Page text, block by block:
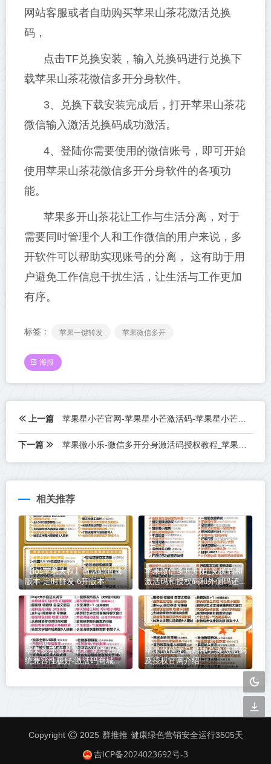
网站客服或者自助购买苹果山茶花激活兑换
码，
点击TF兑换安装，输入兑换码进行兑换下
载苹果山茶花微信多开分身软件。
3、兑换下载安装完成后，打开苹果山茶花
微信输入激活兑换码成功激活。
4、登陆你需要使用的微信账号，即可开始
使用苹果山茶花微信多开分身软件的各项功
能。
苹果多开山茶花让工作与生活分离，对于
需要同时管理个人和工作微信的用户来说，多
开软件可以帮助实现账号的分离， 这有助于用
户避免工作信息干扰生活，让生活与工作更加
有序。
标签： 苹果一键转发 苹果微信多开
海报
上一篇 苹果星小芒官网-苹果星小芒激活码-苹果星小芒授权码优秀服务商
下一篇 苹果微小乐-微信多开分身激活码授权教程_苹果微小乐官网
相关推荐
【ios苹果天权】激活码商城
版本-定时群发-6开版本
苹果微信多开开阳_兑换码和
激活码和授权码和外侧码还有
活动码如何分辨
苹果多开版草莓熊_苹果26系
统兼容性极好-激活码商城版
本震撼来袭
苹果微信龙马精神兑换激活码
及授权官网介绍
Copyright 2025 群推推 健康绿色营销安全运行3505天
吉ICP备2024023692号-3